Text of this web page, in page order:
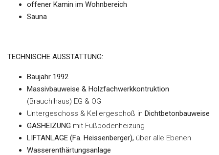
offener Kamin im Wohnbereich
Sauna
TECHNISCHE AUSSTATTUNG:
Baujahr 1992
Massivbauweise & Holzfachwerkkontruktion
(Brauchlhaus) EG & OG
Untergeschoss & Kellergeschoß in Dichtbetonbauweise
GASHEIZUNG mit Fußbodenheizung
LIFTANLAGE (Fa. Heissenberger), über alle Ebenen
Wasserenthärtungsanlage